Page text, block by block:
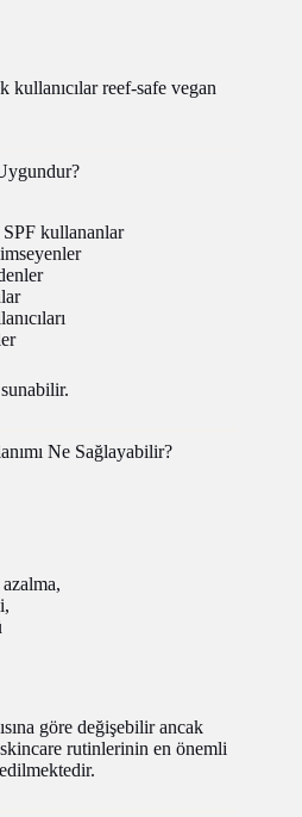
reef-safe vegan
SPF kullananlar
Ne Sağlayabilir?
göre değişebilir ancak
rutinlerinin en önemli